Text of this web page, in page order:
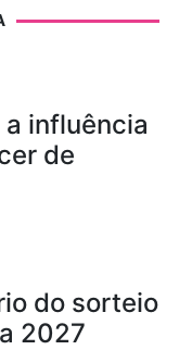
influência
de
do sorteio
2027